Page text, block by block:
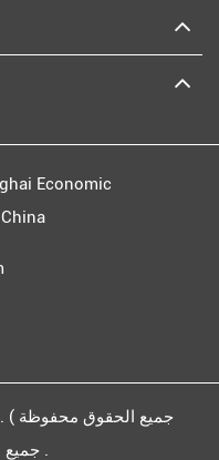
Economic
جميع الحقوق محفوظة )
جميع الحقوق محفوظة .